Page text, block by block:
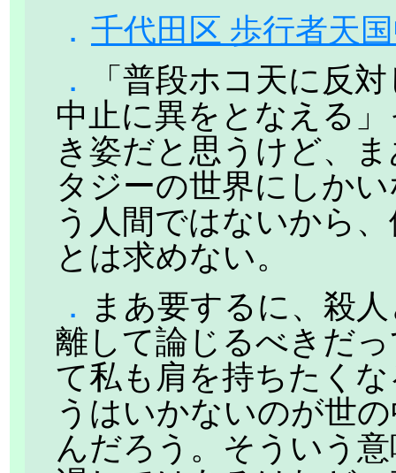
． 千代田区 歩行者天
．
「普段ホコ天に反
中止に異をとなえる
き姿だと思うけど、
タジーの世界にしか
う人間ではないから
とは求めない。
． まあ要するに、殺
離して論じるべきだ
て私も肩を持ちたく
うはいかないのが世
んだろう。そういう